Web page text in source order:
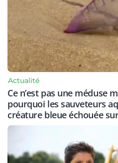
Actualité
Ce n’est pas une méduse
pourquoi les sauveteurs
créature bleue échouée